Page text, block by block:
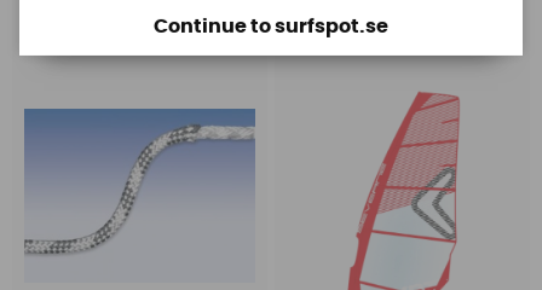
svart/vit 4mm (pris per
(Freeride)
Continue to surfspot.se